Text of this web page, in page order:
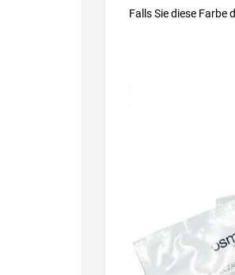
Falls Sie diese